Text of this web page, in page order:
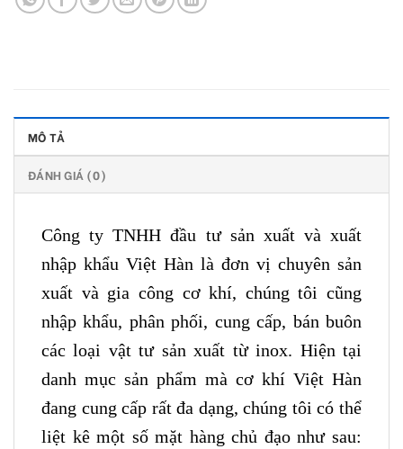
MÔ TẢ
ĐÁNH GIÁ (0)
Công ty TNHH đầu tư sản xuất và xuất
nhập khẩu Việt Hàn là đơn vị chuyên sản
xuất và gia công cơ khí, chúng tôi cũng
nhập khẩu, phân phối, cung cấp, bán buôn
các loại vật tư sản xuất từ inox. Hiện tại
danh mục sản phẩm mà cơ khí Việt Hàn
đang cung cấp rất đa dạng, chúng tôi có thể
liệt kê một số mặt hàng chủ đạo như sau: